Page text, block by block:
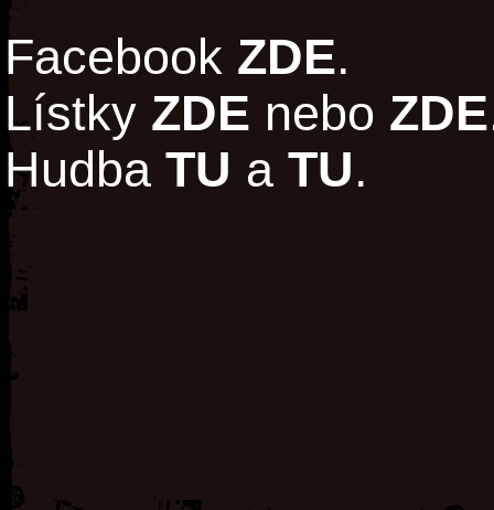
Facebook ZDE.
Lístky ZDE nebo ZDE
Hudba TU a TU.